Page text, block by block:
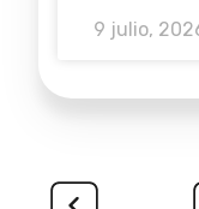
9 julio,